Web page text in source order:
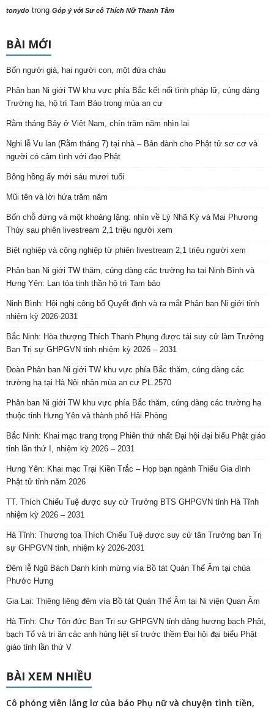
tonydo trong Góp ý với Sư cô Thích Nữ Thanh Tâm
BÀI MỚI
Bốn người già, hai người con, một đứa cháu
Phân ban Ni giới TW khu vực phía Bắc kết nối tình pháp lữ, cúng dàng
Trường hạ, hộ trì Tam Bảo trong mùa an cư
Rằm tháng Bảy ở Việt Nam, chín trăm năm nhìn lại
Nghi lễ Vu lan (Rằm tháng 7) tại nhà – Bản dành cho Phật tử sơ cơ và
người có cảm tình với đạo Phật
Bông hồng ấy mới sáu mươi tuổi
Mũi tên và lời hứa trăm năm
Bốn chỗ đứng và một khoảng lặng: nhìn về Lý Nhã Kỳ và Mai Phương
Thúy sau phiên livestream 2,1 triệu người xem
Biệt nghiệp và cộng nghiệp từ phiên livestream 2,1 triệu người xem
Phân ban Ni giới TW thăm, cúng dàng các trường hạ tại Ninh Bình và
Hưng Yên: Lan tỏa tinh thần hộ trì Tam bảo
Ninh Bình: Hội nghị công bố Quyết định và ra mắt Phân ban Ni giới tỉnh
nhiệm kỳ 2026-2031
Bắc Ninh: Hòa thượng Thích Thanh Phụng được tái suy cử làm Trưởng
Ban Trị sự GHPGVN tỉnh nhiệm kỳ 2026 – 2031
Đoàn Phân ban Ni giới TW khu vực phía Bắc thăm, cúng dàng các
trường hạ tại Hà Nội nhân mùa an cư PL.2570
Phân ban Ni giới TW khu vực phía Bắc thăm, cúng dàng các trường hạ
thuộc tỉnh Hưng Yên và thành phố Hải Phòng
Bắc Ninh: Khai mạc trang trọng Phiên thứ nhất Đại hội đại biểu Phật giáo
tỉnh lần thứ I, nhiệm kỳ 2026 – 2031
Hưng Yên: Khai mạc Trại Kiền Trắc – Họp bạn ngành Thiếu Gia đình
Phật tử tỉnh năm 2026
TT. Thích Chiếu Tuệ được suy cử Trưởng BTS GHPGVN tỉnh Hà Tĩnh
nhiệm kỳ 2026 – 2031
Hà Tĩnh: Thượng tọa Thích Chiếu Tuệ được suy cử tân Trưởng ban Trị
sự GHPGVN tỉnh, nhiệm kỳ 2026-2031
Đêm lễ Ngũ Bách Danh kính mừng vía Bồ tát Quán Thế Âm tại chùa
Phước Hưng
Gia Lai: Thiêng liêng đêm vía Bồ tát Quán Thế Âm tại Ni viện Quan Âm
Hà Tĩnh: Chư Tôn đức Ban Trị sự GHPGVN tỉnh dâng hương bạch Phật,
bạch Tổ và tri ân các anh hùng liệt sĩ trước thềm Đại hội đại biểu Phật
giáo tỉnh lần thứ V
BÀI XEM NHIỀU
Cô phóng viên lẳng lơ của báo Phụ nữ và chuyện tình tiền,